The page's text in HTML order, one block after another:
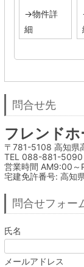
→物件詳
細
問合せ先
フレンドホ
〒781-5108 高知県
TEL 088-881-5090
営業時間 AM9:00
宅建免許番号: 高知
問合せフォー
氏名
メールアドレス